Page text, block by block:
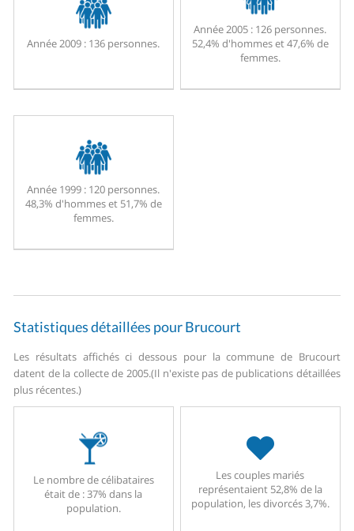
Année 2009 : 136 personnes.
Année 2005 : 126 personnes.
52,4% d'hommes et 47,6% de
femmes.
Année 1999 : 120 personnes.
48,3% d'hommes et 51,7% de
femmes.
Statistiques détaillées pour Brucourt
Les résultats affichés ci dessous pour la commune de Brucourt
datent de la collecte de 2005.(Il n'existe pas de publications détaillées
plus récentes.)
Le nombre de célibataires
était de : 37% dans la
population.
Les couples mariés
représentaient 52,8% de la
population, les divorcés 3,7%.